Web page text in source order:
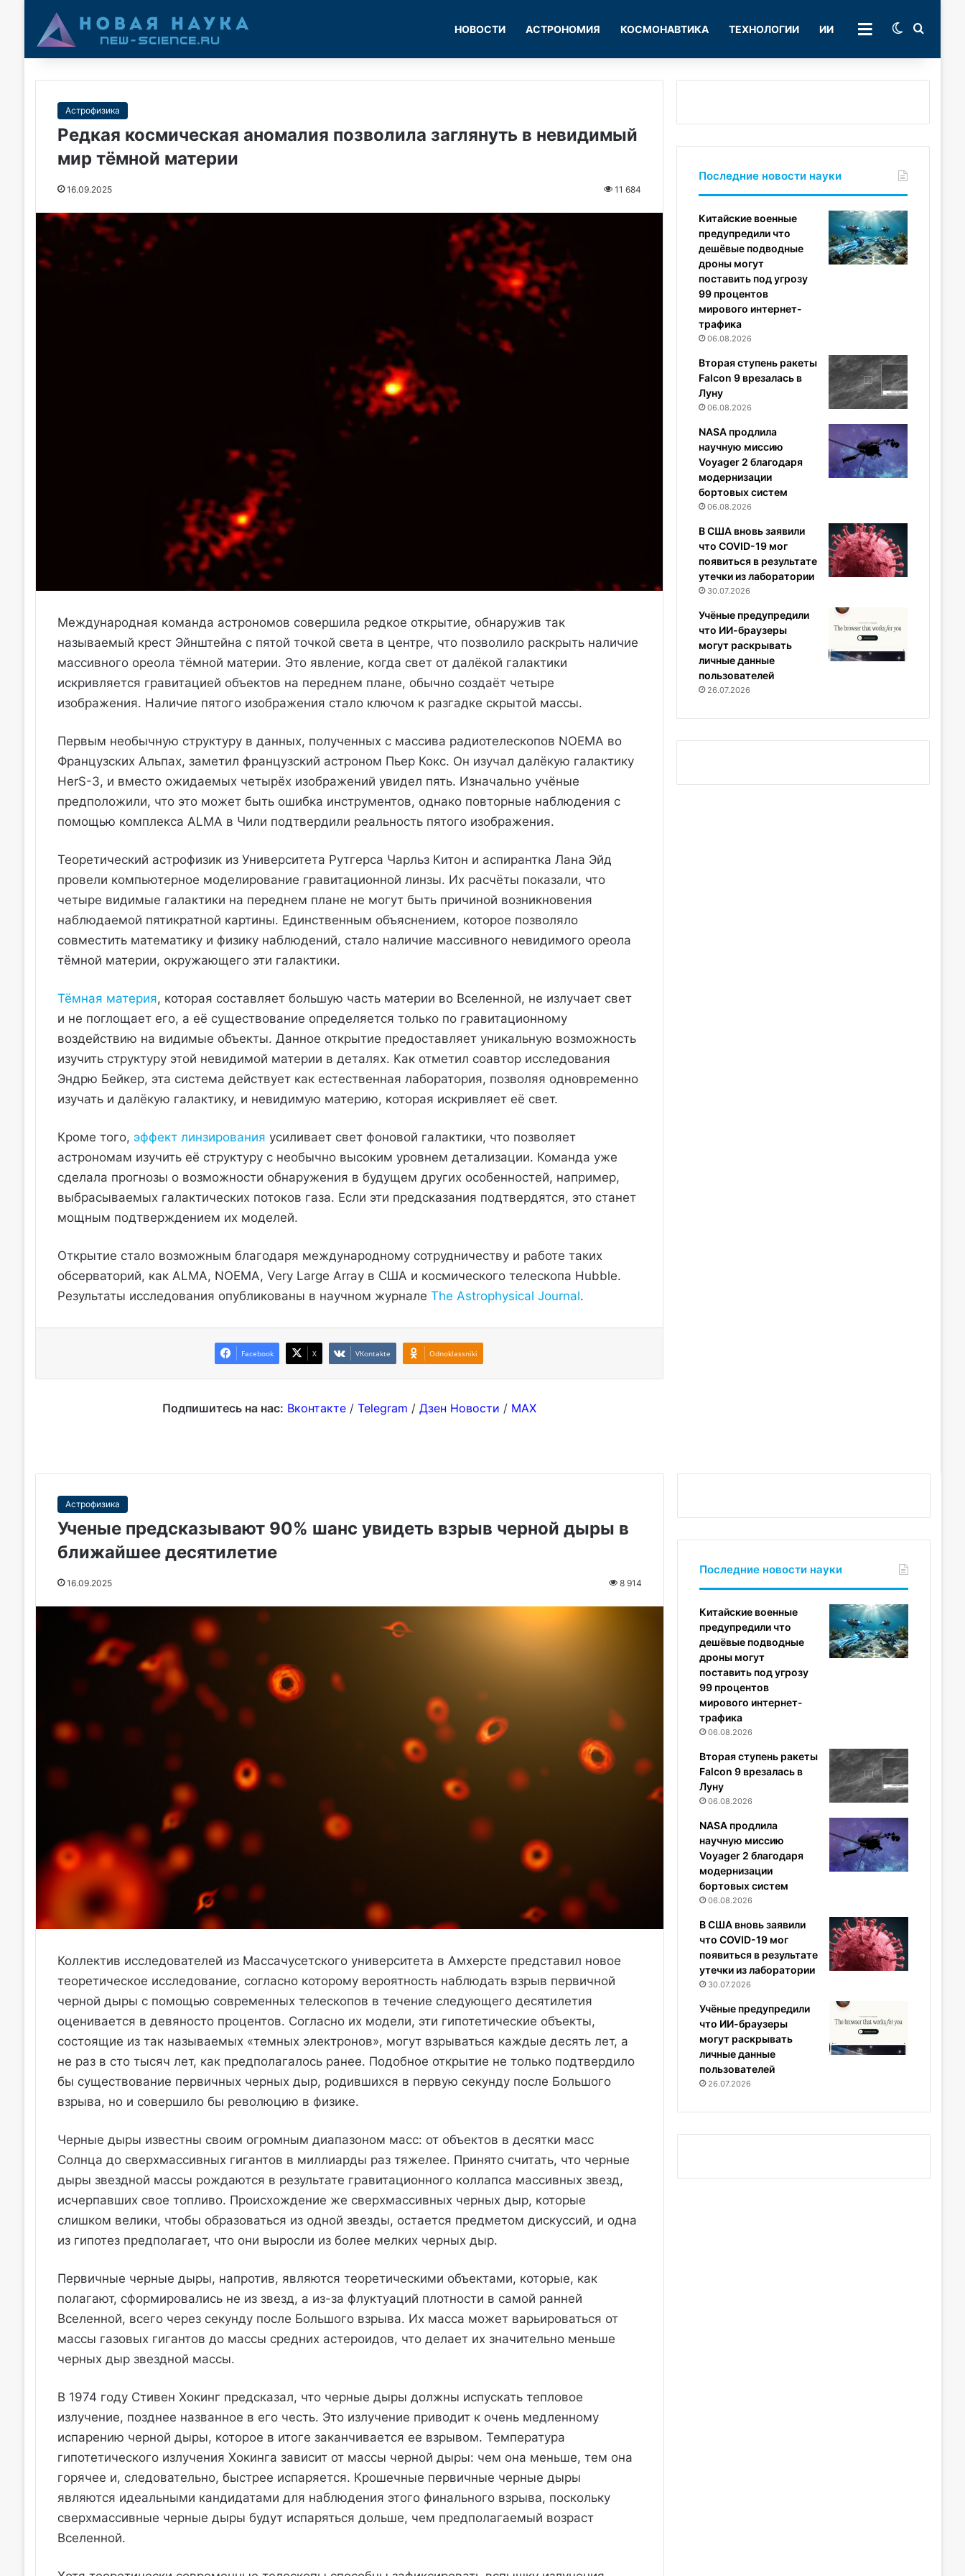
НОВОСТИ АСТРОНОМИЯ КОСМОНАВТИКА ТЕХНОЛОГИИ ИИ РУБРИКИSwitch skin
Астрофизика
Редкая космическая аномалия позволила заглянуть в невидимый
мир тёмной материи
16.09.2025 11 684
Международная команда астрономов совершила редкое открытие, обнаружив так
называемый крест Эйнштейна с пятой точкой света в центре, что позволило раскрыть наличие
массивного ореола тёмной материи. Это явление, когда свет от далёкой галактики
искривляется гравитацией объектов на переднем плане, обычно создаёт четыре
изображения. Наличие пятого изображения стало ключом к разгадке скрытой массы.
Первым необычную структуру в данных, полученных с массива радиотелескопов NOEMA во
Французских Альпах, заметил французский астроном Пьер Кокс. Он изучал далёкую галактику
HerS-3, и вместо ожидаемых четырёх изображений увидел пять. Изначально учёные
предположили, что это может быть ошибка инструментов, однако повторные наблюдения с
помощью комплекса ALMA в Чили подтвердили реальность пятого изображения.
Теоретический астрофизик из Университета Рутгерса Чарльз Китон и аспирантка Лана Эйд
провели компьютерное моделирование гравитационной линзы. Их расчёты показали, что
четыре видимые галактики на переднем плане не могут быть причиной возникновения
наблюдаемой пятикратной картины. Единственным объяснением, которое позволяло
совместить математику и физику наблюдений, стало наличие массивного невидимого ореола
тёмной материи, окружающего эти галактики.
Тёмная материя, которая составляет большую часть материи во Вселенной, не излучает свет
и не поглощает его, а её существование определяется только по гравитационному
воздействию на видимые объекты. Данное открытие предоставляет уникальную возможность
изучить структуру этой невидимой материи в деталях. Как отметил соавтор исследования
Эндрю Бейкер, эта система действует как естественная лаборатория, позволяя одновременно
изучать и далёкую галактику, и невидимую материю, которая искривляет её свет.
Кроме того, эффект линзирования усиливает свет фоновой галактики, что позволяет
астрономам изучить её структуру с необычно высоким уровнем детализации. Команда уже
сделала прогнозы о возможности обнаружения в будущем других особенностей, например,
выбрасываемых галактических потоков газа. Если эти предсказания подтвердятся, это станет
мощным подтверждением их моделей.
Открытие стало возможным благодаря международному сотрудничеству и работе таких
обсерваторий, как ALMA, NOEMA, Very Large Array в США и космического телескопа Hubble.
Результаты исследования опубликованы в научном журнале The Astrophysical Journal.
Facebook X VKontakte Odnoklassniki
Подпишитесь на нас: Вконтакте/ Telegram / Дзен Новости / MAX
Последние новости науки
Китайские военные
предупредили что
дешёвые подводные
дроны могут
поставить под угрозу
99 процентов
мирового интернет-
трафика
06.08.2026
Вторая ступень ракеты
Falcon 9 врезалась в
Луну
06.08.2026
NASA продлила
научную миссию
Voyager 2 благодаря
модернизации
бортовых систем
06.08.2026
В США вновь заявили
что COVID-19 мог
появиться в результате
утечки из лаборатории
30.07.2026
Учёные предупредили
что ИИ-браузеры
могут раскрывать
личные данные
пользователей
26.07.2026